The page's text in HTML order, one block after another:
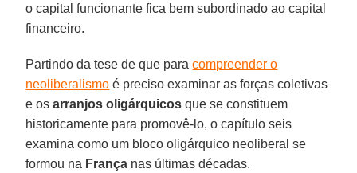
o capital funcionante fica bem subordinado ao capital
financeiro.
Partindo da tese de que paracompreender o
neoliberalismo é preciso examinar as forças coletivas
e osarranjos oligárquicos que se constituem
historicamente para promovê-lo, o capítulo seis
examina como um bloco oligárquico neoliberal se
formou na França nas últimas décadas.